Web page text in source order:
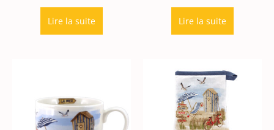
Lire la suite Lire la suite